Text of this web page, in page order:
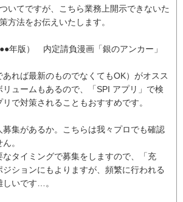
いてですが、こちら業務上開示できないた
方法をお伝えいたします。
年版） 内定請負漫画「銀のアンカー」
あれば最新のものでなくてもOK）がオスス
リュームもあるので、「SPI アプリ」で検
で対策されることもおすすめです。
募集があるか。こちらは我々プロでも確認
。
タイミングで募集をしますので、「充
ションにもよりますが、頻繁に行われる
いです…。